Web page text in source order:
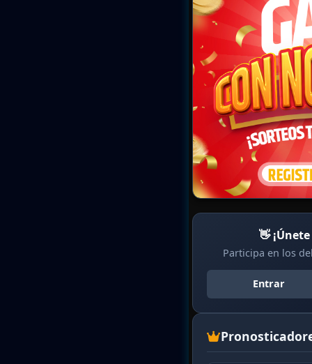
👋
Participa en los
Entrar